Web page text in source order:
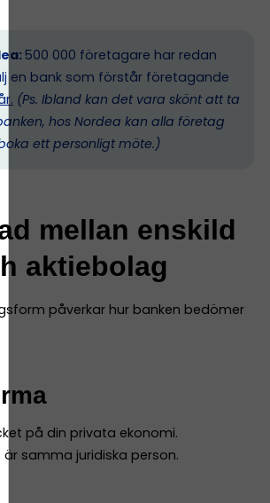
500 000 företagare har redan
en bank som förstår företagande
(Ps. Ibland kan det vara skönt att ta
hos Nordea kan alla företag
ett personligt möte.)
mellan enskild
aktiebolag
påverkar hur banken bedömer
på din privata ekonomi.
samma juridiska person.